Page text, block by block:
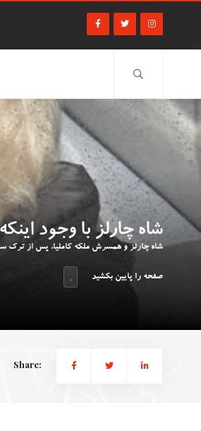
شاه چارلز با وجود
شاه چارلز و همسرش ملکه کاملیا، پس از ترک
صفحه را پایین بکشید
Share: